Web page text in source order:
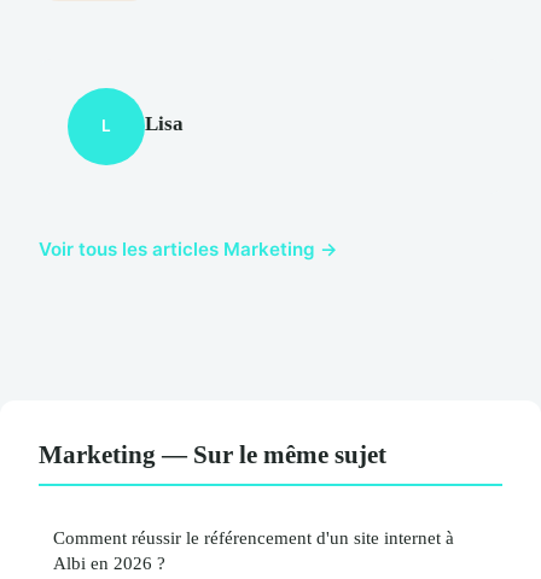
L Lisa
Voir tous les articles Marketing →
Marketing — Sur le même sujet
Comment réussir le référencement d'un site internet à
Albi en 2026 ?